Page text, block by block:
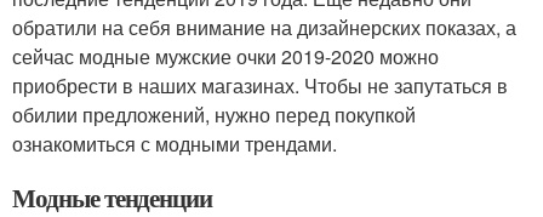
обратили на себя внимание на дизайнерских показах, а
сейчас модные мужские очки 2019-2020 можно
приобрести в наших магазинах. Чтобы не запутаться в
обилии предложений, нужно перед покупкой
ознакомиться с модными трендами.
Модные тенденции